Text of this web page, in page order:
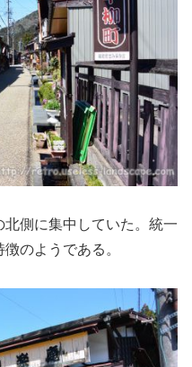
側に集中していた。統一
のようである。